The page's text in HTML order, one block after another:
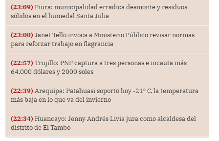
(23:09) Piura: municipalidad erradica desmonte y residuos
sólidos en el humedal Santa Julia
(23:00) Janet Tello invoca a Ministerio Público revisar normas
para reforzar trabajo en flagrancia
(22:57) Trujillo: PNP captura a tres personas e incauta más
64,000 dólares y 2000 soles
(22:39) Arequipa: Patahuasi soportó hoy -21⁰ C, la temperatura
más baja en lo que va del invierno
(22:34) Huancayo: Jenny Andrés Livia jura como alcaldesa del
distrito de El Tambo